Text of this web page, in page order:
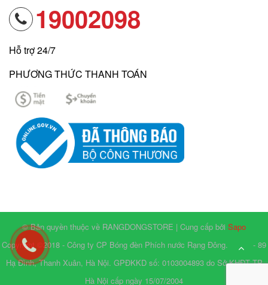
19002098
Hỗ trợ 24/7
PHƯƠNG THỨC THANH TOÁN
© Bản quyền thuộc về RANGDONGSTORE | Cung cấp bởi Sapo
Copyright ©2018 - Công ty CP Bóng đèn Phích nước Rạng Đông. Số 87 - 89
Hạ Đình, Thanh Xuân, Hà Nội. GPĐKKD số: 0103004893 do Sở KHĐT TP
Hà Nội cấp ngày 15/07/2004